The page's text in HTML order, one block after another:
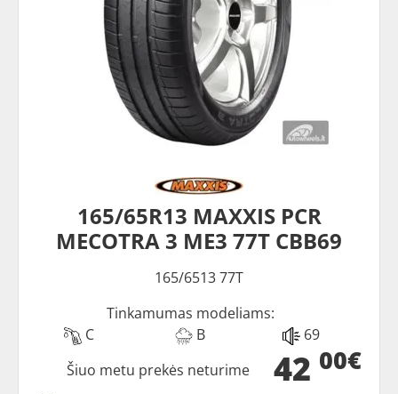
165/65R13 MAXXIS PCR
MECOTRA 3 ME3 77T CBB69
165/6513 77T
Tinkamumas modeliams:
C
B 69
42 00€
Šiuo metu prekės neturime